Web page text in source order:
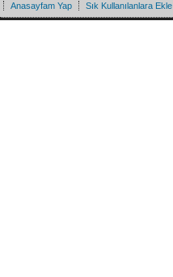
Anasayfam Yap Sık Kullanılanlara Ekle